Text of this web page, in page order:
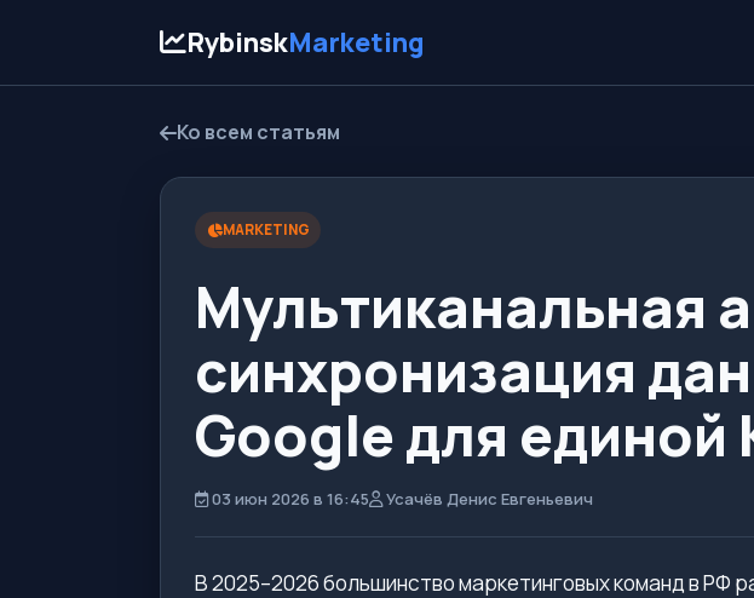
RybinskMarketing
Ко всем статьям
MARKETING
Мультиканальная
синхронизация
Google для единой
03 июн 2026 в 16:45 Усачёв Денис Евгеньевич
В 2025–2026 большинство маркетинговых команд в РФ